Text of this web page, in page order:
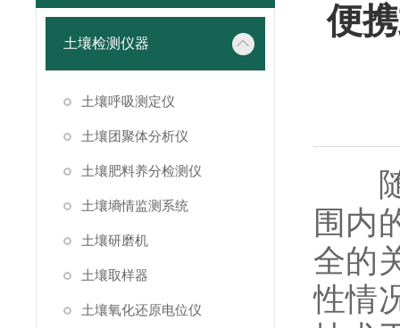
土壤检测仪器
土壤呼吸测定仪
土壤团聚体分析仪
土壤肥料养分检测仪
土壤墒情监测系统
土壤研磨机
土壤取样器
土壤氧化还原电位仪
便
随
围内
全的
性情